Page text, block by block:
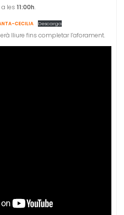
a les 11:00h.
CECILIA Descarga
lliure fins completar l’aforament.